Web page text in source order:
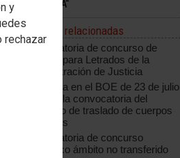
y
rechazar
Noticias relacionadas
Convocatoria de concurso de
traslado para Letrados de la
Administración de Justicia
Publicada en el BOE de 23 de julio
de 2018 la convocatoria del
concurso de traslado de cuerpos
generales
Convocatoria de concurso
específico ámbito no transferido